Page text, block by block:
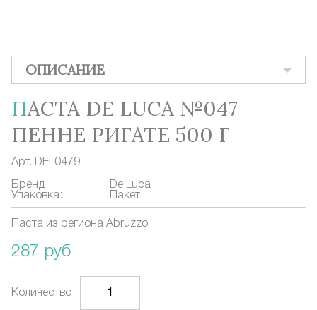
ОПИСАНИЕ
ПАСТА DE LUCA №047
ПЕННЕ РИГАТЕ 500 Г
Арт. DEL0479
Бренд:
De Luca
Упаковка:
Пакет
Паста из региона Abruzzo
287 руб
Количество